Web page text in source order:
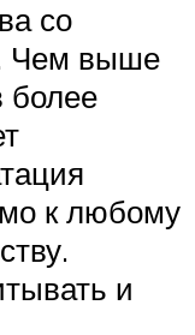
со
Чем выше
более
к любому
и